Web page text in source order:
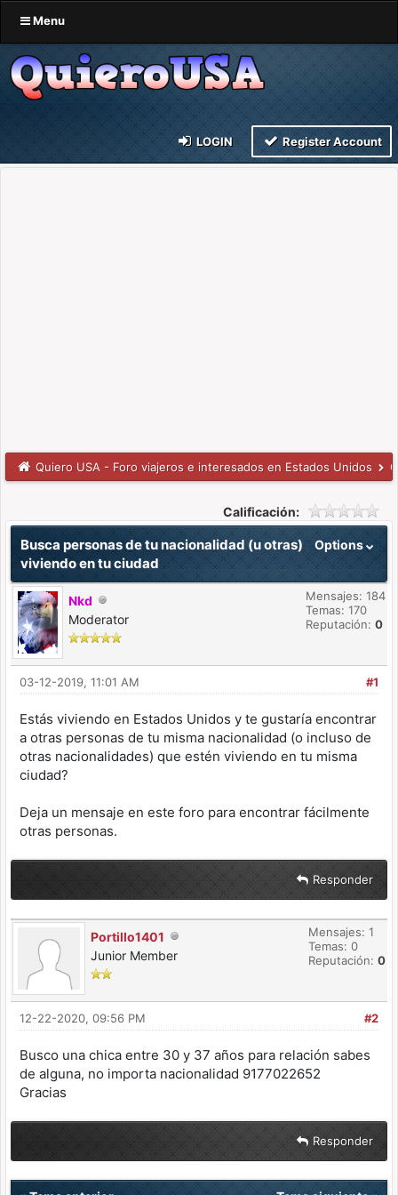
Menu
LOGIN Register Account
Quiero USA - Foro viajeros e interesados en Estados Unidos
Calificación:
Options
Busca personas de tu nacionalidad (u otras)
viviendo en tu ciudad
Nkd
Moderator
Mensajes: 184
Temas: 170
Reputación: 0
#1
03-12-2019, 11:01 AM
Estás viviendo en Estados Unidos y te gustaría encontrar
a otras personas de tu misma nacionalidad (o incluso de
otras nacionalidades) que estén viviendo en tu misma
ciudad?
Deja un mensaje en este foro para encontrar fácilmente
otras personas.
Responder
Portillo1401
Junior Member
Mensajes: 1
Temas: 0
Reputación: 0
#2
12-22-2020, 09:56 PM
Busco una chica entre 30 y 37 años para relación sabes
de alguna, no importa nacionalidad 9177022652
Gracias
Responder